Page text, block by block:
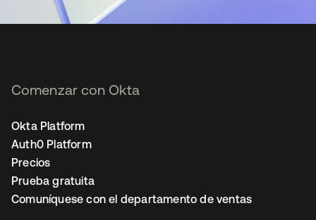
Comenzar con Okta
Okta Platform
Auth0 Platform
Precios
Prueba gratuita
Comuníquese con el departamento de ventas